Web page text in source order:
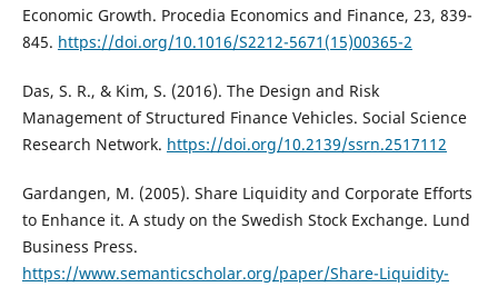
Economic Growth. Procedia Economics and Finance, 23, 839-
845. https://doi.org/10.1016/S2212-5671(15)00365-2
Das, S. R., & Kim, S. (2016). The Design and Risk
Management of Structured Finance Vehicles. Social Science
Research Network. https://doi.org/10.2139/ssrn.2517112
Gardangen, M. (2005). Share Liquidity and Corporate Efforts
to Enhance it. A study on the Swedish Stock Exchange. Lund
Business Press.
https://www.semanticscholar.org/paper/Share-Liquidity-